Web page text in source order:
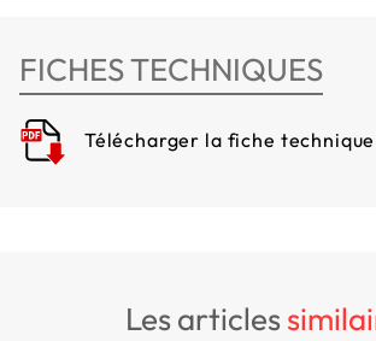
FICHES TECHNIQUES
Télécharger la fiche technique
les articles